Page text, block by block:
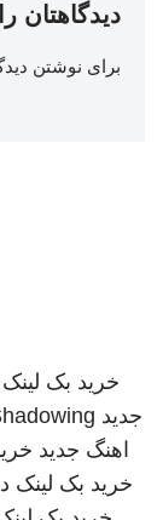
دیدگاهتان
برای نوشتن
خرید بک لینک
جدید
اهنگ جدید
خرید بک لینک